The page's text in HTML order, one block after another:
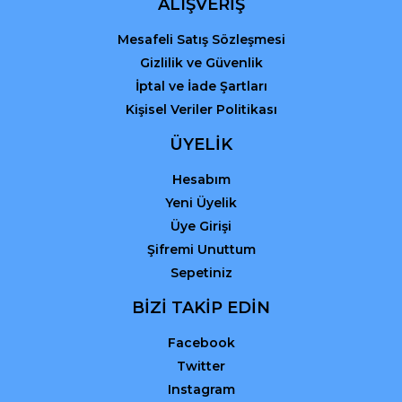
ALIŞVERİŞ
Mesafeli Satış Sözleşmesi
Gizlilik ve Güvenlik
İptal ve İade Şartları
Kişisel Veriler Politikası
ÜYELİK
Hesabım
Yeni Üyelik
Üye Girişi
Şifremi Unuttum
Sepetiniz
BİZİ TAKİP EDİN
Facebook
Twitter
Instagram